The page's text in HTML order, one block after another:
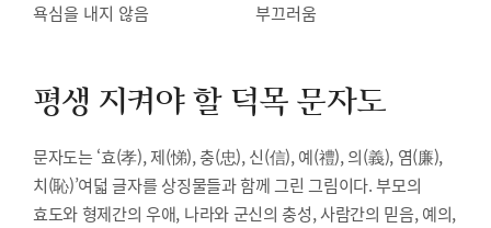
욕심을 내지 않음
부끄러움
평생 지켜야 할 덕목 문자도
문자도는 ‘효(孝), 제(悌), 충(忠), 신(信), 예(禮), 의(義), 염(廉),
치(恥)’여덟 글자를 상징물들과 함께 그린 그림이다. 부모의
효도와 형제간의 우애, 나라와 군신의 충성, 사람간의 믿음, 예의,